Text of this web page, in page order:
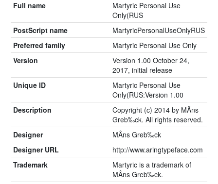
Full name
Martyric Personal Use
Only(RUS
PostScript name
MartyricPersonalUseOnlyRUS
Preferred family
Martyric Personal Use Only
Version
Version 1.00 October 24,
2017, initial release
Unique ID
Martyric Personal Use
Only(RUS:Version 1.00
Description
Copyright (c) 2014 by MÂns
Greb‰ck. All rights reserved.
Designer
MÂns Greb‰ck
Designer URL
http://www.aringtypeface.com
Trademark
Martyric is a trademark of
MÂns Greb‰ck.